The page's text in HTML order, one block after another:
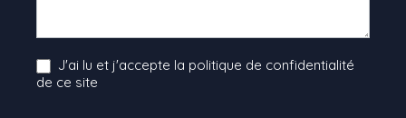
J'ai lu et j'accepte la politique de confidentialité
de ce site